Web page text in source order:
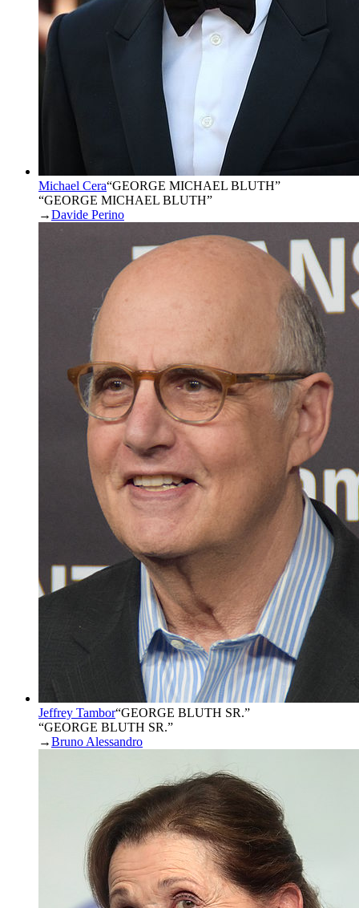
Michael Cera“GEORGE MICHAEL BLUTH”
“GEORGE MICHAEL BLUTH”
→Davide Perino
Jeffrey Tambor“GEORGE BLUTH SR.”
“GEORGE BLUTH SR.”
→Bruno Alessandro